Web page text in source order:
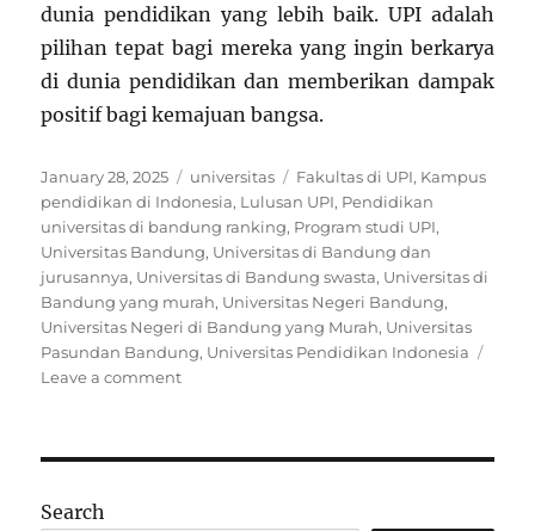
dunia pendidikan yang lebih baik. UPI adalah
pilihan tepat bagi mereka yang ingin berkarya
di dunia pendidikan dan memberikan dampak
positif bagi kemajuan bangsa.
Posted
on
January 28, 2025 Categories
universitas Tags
Fakultas di UPI, Kampus
pendidikan di Indonesia, Lulusan UPI, Pendidikan
universitas di bandung ranking, Program studi UPI,
Universitas Bandung, Universitas di Bandung dan
jurusannya, Universitas di Bandung swasta, Universitas di
Bandung yang murah, Universitas Negeri Bandung,
Universitas Negeri di Bandung yang Murah, Universitas
Pasundan Bandung, Universitas Pendidikan Indonesia
Leave a commenton
Kampus
Search